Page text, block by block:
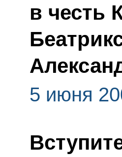
в честь
5 июня